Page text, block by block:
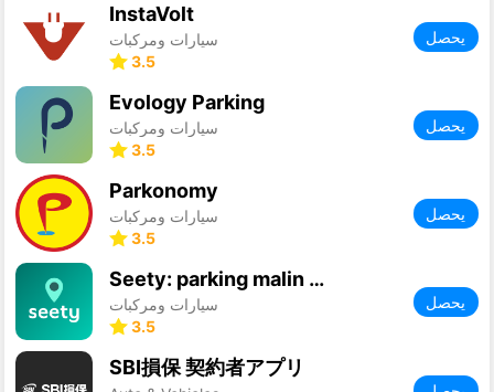
InstaVolt
سيارات ومركبات
3.5
يحصل
Evology Parking
سيارات ومركبات
3.5
يحصل
Parkonomy
سيارات ومركبات
3.5
يحصل
Seety: parking malin & gratuit
سيارات ومركبات
3.5
يحصل
SBI損保 契約者アプリ